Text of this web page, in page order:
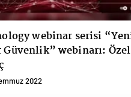
webinar serisi
Güvenlik” webinarı:
2022